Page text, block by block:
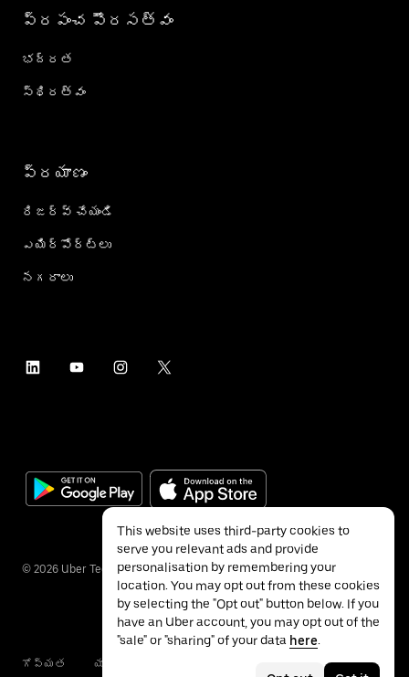
ప్రపంచ పౌరసత్వం
భద్రత
స్థిరత్వం
ప్రయాణం
రిజర్వ్ చేయండి
ఎయిర్؜పోర్ట్؜లు
నగరాలు
© 2026 Uber Technologies Inc.
గోప్యత యాక్సెసబిలిటీ
This website uses third-party cookies to
serve you relevant ads and provide
personalisation by remembering your
location. You may opt out from these cookies
by selecting the "Opt out" button below. If you
have an Uber account, you may opt out of the
"sale" or "sharing" of your data here.